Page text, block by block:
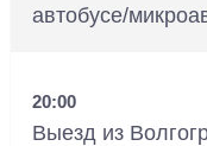
автобусе/
20:00
Выезд из